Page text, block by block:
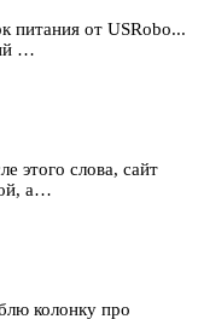
питания от USRobo...
…
этого слова, сайт
а…
колонку про